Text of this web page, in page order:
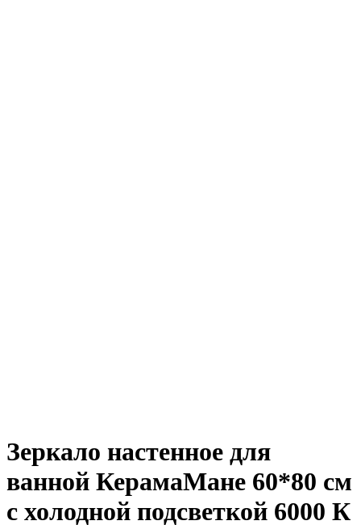
Зеркало настенное для
ванной КерамаМане 60*80 см
с холодной подсветкой 6000 К